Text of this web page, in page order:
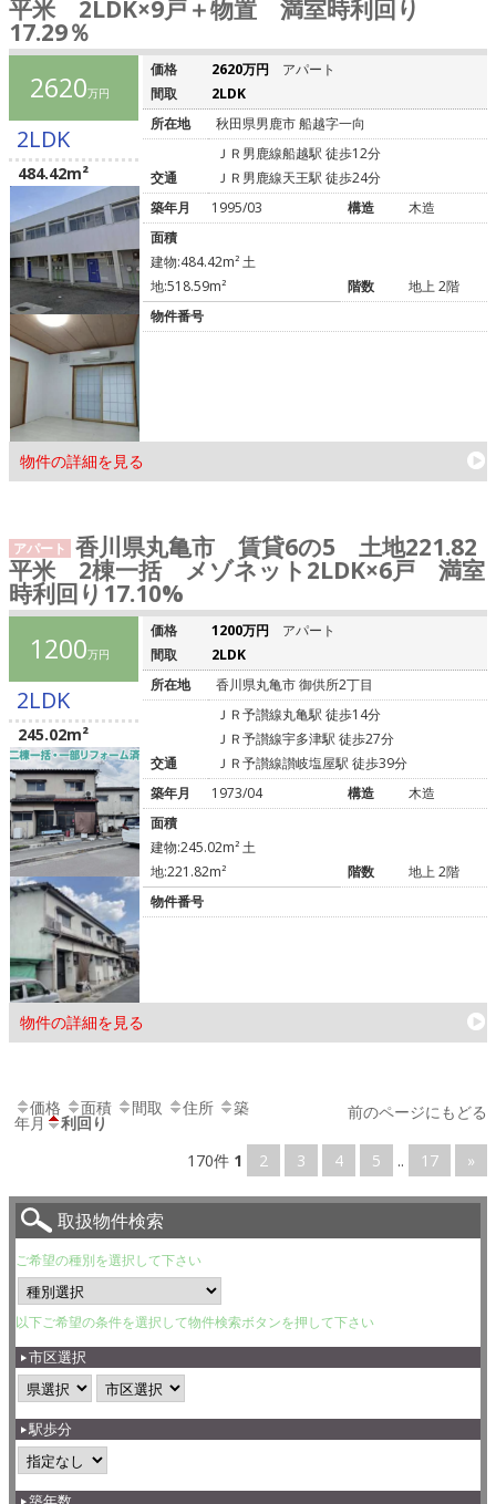
平米 2LDK×9戸＋物置 満室時利回り
17.29％
2620万円
2LDK
484.42m²
物件の詳細を見る
価格 2620万円
アパート
間取
2LDK
所在地
秋田県男鹿市 船越字一向
交通
ＪＲ男鹿線船越駅 徒歩12分
ＪＲ男鹿線天王駅 徒歩24分
築年月
1995/03 構造
木造
面積
建物:484.42m² 土
地:518.59m²
階数
地上 2階
物件番号
アパート 香川県丸亀市 賃貸6の5 土地221.82
平米 2棟一括 メゾネット2LDK×6戸 満室
時利回り17.10%
1200万円
2LDK
245.02m²
物件の詳細を見る
価格 1200万円
アパート
間取
2LDK
所在地
香川県丸亀市 御供所2丁目
交通
ＪＲ予讃線丸亀駅 徒歩14分
ＪＲ予讃線宇多津駅 徒歩27分
ＪＲ予讃線讃岐塩屋駅 徒歩39分
築年月
1973/04 構造
木造
面積
建物:245.02m² 土
地:221.82m²
階数
地上 2階
物件番号
価格 面積 間取 住所 築
年月
利回り
170件 1 2 3 4 5 .. 17 »
前のページにもどる
取扱物件検索
ご希望の種別を選択して下さい
以下ご希望の条件を選択して物件検索ボタンを押して下さい
市区選択
駅歩分